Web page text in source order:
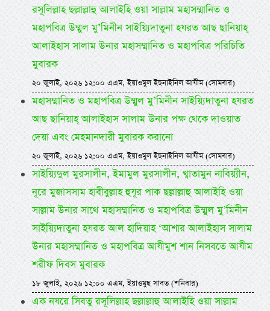
রসূলিল্লাহ ছল্লাল্লাহু আলাইহি ওয়া সাল্লাম মহাসম্মানিত ও
মহাপবিত্র উম্মুল মু’মিনীন সাইয়্যিদাতুনা হযরত আছ ছানিয়াহ্
আলাইহাস সালাম উনার মহাসম্মানিত ও মহাপবিত্র পরিচিতি
মুবারক
২০ জুলাই, ২০২৬ ১২:০০ এএম, ইয়াওমুল ইছনাইনিল আযীম (সোমবার)
মহাসম্মানিত ও মহাপবিত্র উম্মুল মু’মিনীন সাইয়্যিদাতুনা হযরত
আছ ছানিয়াহ্ আলাইহাস সালাম উনার পক্ষ থেকে দাওয়াত
দেয়া এবং মেহমানদারী মুবারক করানো
২০ জুলাই, ২০২৬ ১২:০০ এএম, ইয়াওমুল ইছনাইনিল আযীম (সোমবার)
সাইয়্যিদুল মুরসালীন, ইমামুল মুরসালীন, খ্বাতামুন নাবিয়্যীন,
নূরে মুজাসসাম হাবীবুল্লাহ হুযূর পাক ছল্লাল্লাহু আলাইহি ওয়া
সাল্লাম উনার সাথে মহাসম্মানিত ও মহাপবিত্র উম্মুল মু’মিনীন
সাইয়্যিদাতুনা হযরত আল হাদিয়াহ ‘আশার আলাইহাস সালাম
উনার মহাসম্মানিত ও মহাপবিত্র আযীমুশ শান নিসবতে আযীম
শরীফ দিবস মুবারক
১৮ জুলাই, ২০২৬ ১২:০০ এএম, ইয়াওমুছ সাবত (শনিবার)
এক নযরে সিবতু রসূলিল্লাহ ছল্লাল্লাহু আলাইহি ওয়া সাল্লাম